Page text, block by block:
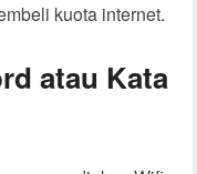
kuota internet.
atau Kata